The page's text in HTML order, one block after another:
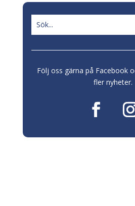
Följ oss gärna på Facebook
fler nyheter.